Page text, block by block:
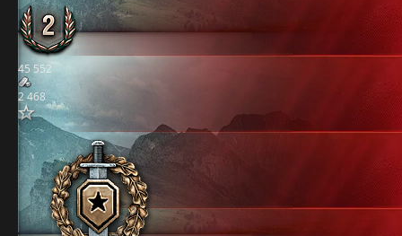
45 552
2 468